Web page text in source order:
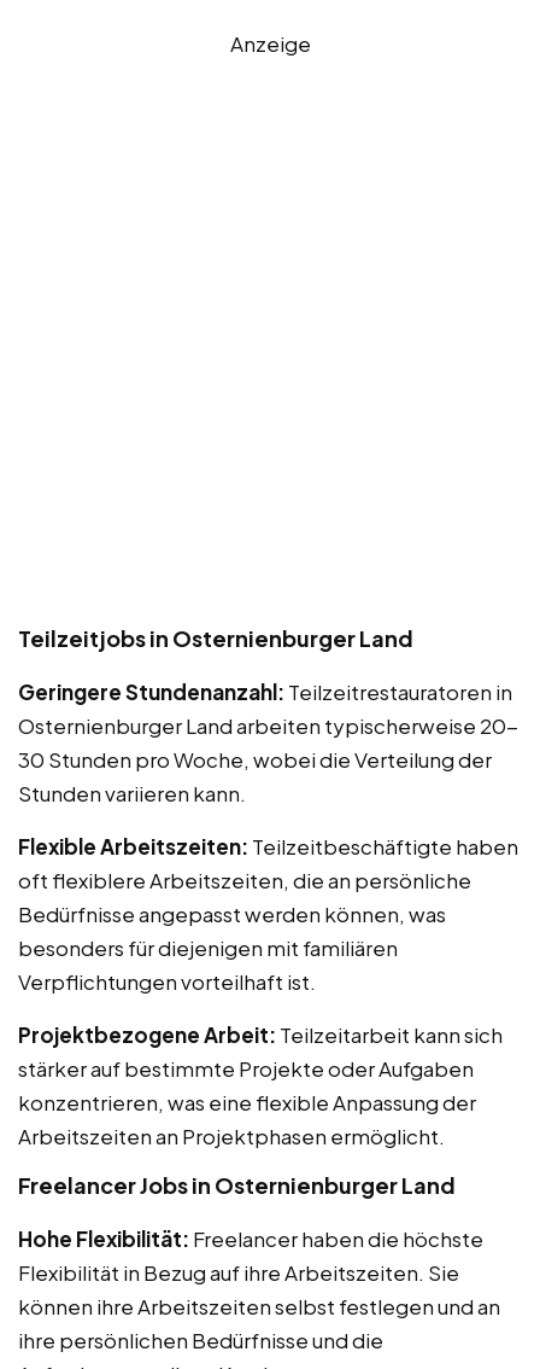
Anzeige
Teilzeitjobs in Osternienburger Land
Geringere Stundenanzahl: Teilzeitrestauratoren in
Osternienburger Land arbeiten typischerweise 20-
30 Stunden pro Woche, wobei die Verteilung der
Stunden variieren kann.
Flexible Arbeitszeiten: Teilzeitbeschäftigte haben
oft flexiblere Arbeitszeiten, die an persönliche
Bedürfnisse angepasst werden können, was
besonders für diejenigen mit familiären
Verpflichtungen vorteilhaft ist.
Projektbezogene Arbeit: Teilzeitarbeit kann sich
stärker auf bestimmte Projekte oder Aufgaben
konzentrieren, was eine flexible Anpassung der
Arbeitszeiten an Projektphasen ermöglicht.
Freelancer Jobs in Osternienburger Land
Hohe Flexibilität: Freelancer haben die höchste
Flexibilität in Bezug auf ihre Arbeitszeiten. Sie
können ihre Arbeitszeiten selbst festlegen und an
ihre persönlichen Bedürfnisse und die